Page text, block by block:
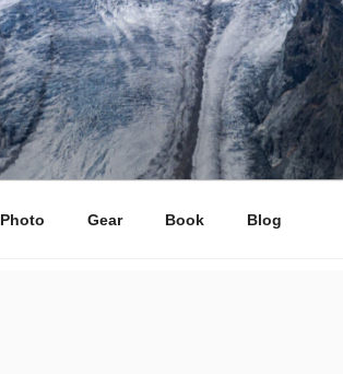
Photo Gear Book Blog